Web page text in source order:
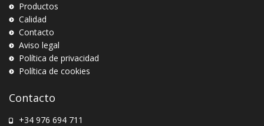
Productos
Calidad
Contacto
Aviso legal
Política de privacidad
Política de cookies
Contacto
+34 976 694 711